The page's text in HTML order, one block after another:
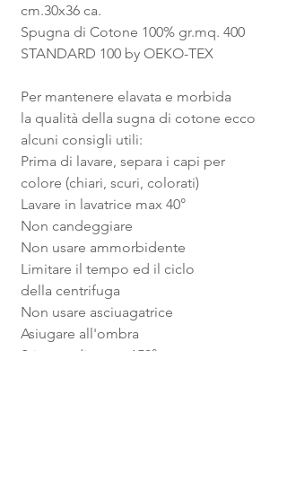
cm.30x36 ca.
Spugna di Cotone 100% gr.mq. 400
STANDARD 100 by OEKO-TEX
Per mantenere elavata e morbida
la qualità della sugna di cotone ecco
alcuni consigli utili:
Prima di lavare, separa i capi per
colore (chiari, scuri, colorati)
Lavare in lavatrice max 40°
Non candeggiare
Non usare ammorbidente
Limitare il tempo ed il ciclo
della centrifuga
Non usare asciuagatrice
Asiugare all'ombra
Stiro medio max 150°